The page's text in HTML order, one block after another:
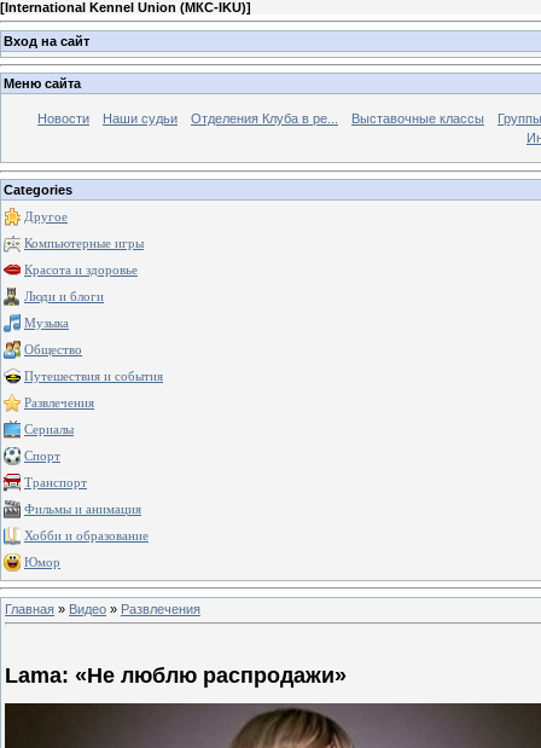
[International Kennel Union (МКС-IKU)]
Вход на сайт
Меню сайта
Новости Наши судьи Отделения Клуба в ре... Выставочные классы
Categories
Другое
Компьютерные игры
Красота и здоровье
Люди и блоги
Музыка
Общество
Путешествия и события
Развлечения
Сериалы
Спорт
Транспорт
Фильмы и анимация
Хобби и образование
Юмор
Главная » Видео » Развлечения
Lama: «Не люблю распродажи»